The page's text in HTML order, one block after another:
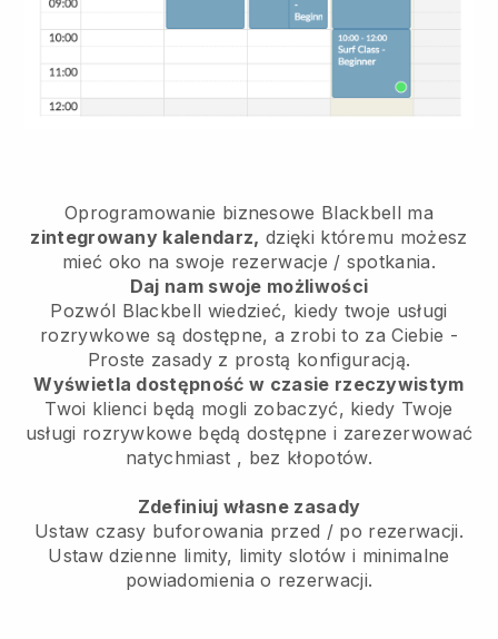
Oprogramowanie biznesowe Blackbell ma
zintegrowany kalendarz, dzięki któremu możesz
mieć oko na swoje rezerwacje / spotkania.
Daj nam swoje możliwości
Pozwól Blackbell wiedzieć, kiedy twoje usługi
rozrywkowe są dostępne, a zrobi to za Ciebie -
Proste zasady z prostą konfiguracją.
Wyświetla dostępność w czasie rzeczywistym
Twoi klienci będą mogli zobaczyć, kiedy Twoje
usługi rozrywkowe będą dostępne i zarezerwować
natychmiast , bez kłopotów.
Zdefiniuj własne zasady
Ustaw czasy buforowania przed / po rezerwacji.
Ustaw dzienne limity, limity slotów i minimalne
powiadomienia o rezerwacji.